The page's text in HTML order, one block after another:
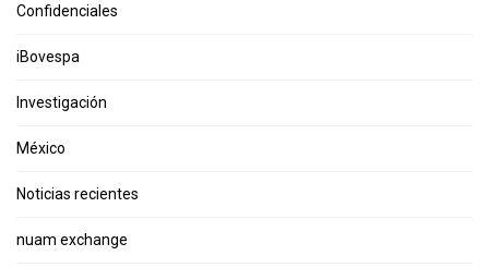
Confidenciales
iBovespa
Investigación
México
Noticias recientes
nuam exchange